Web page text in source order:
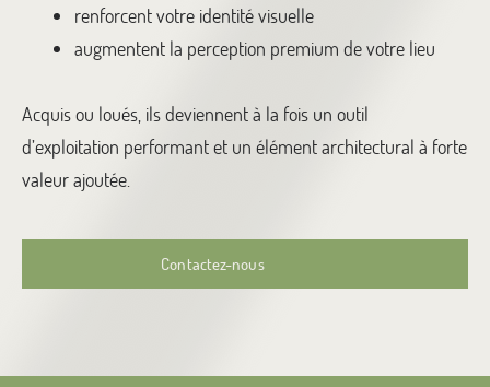
renforcent votre identité visuelle
augmentent la perception premium de votre lieu
Acquis ou loués, ils deviennent à la fois un outil
d’exploitation performant et un élément architectural à forte
valeur ajoutée.
Contactez-nous